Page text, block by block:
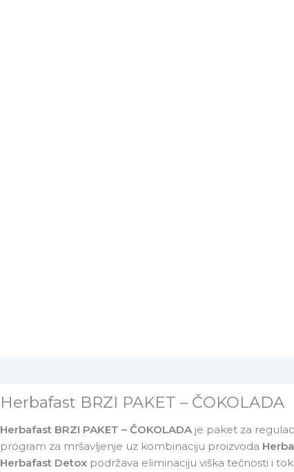
Herbafast BRZI PAKET – ČOKOLADA
Herbafast BRZI PAKET – ČOKOLADA je paket za
program za mršavljenje uz kombinaciju proizvoda
Herbafast Detox podržava eliminaciju viška tečnosti i